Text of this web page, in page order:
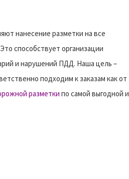
нанесение разметки на все
способствует организации
и нарушений ПДД. Наша цель –
подходим к заказам как от
разметки по самой выгодной и